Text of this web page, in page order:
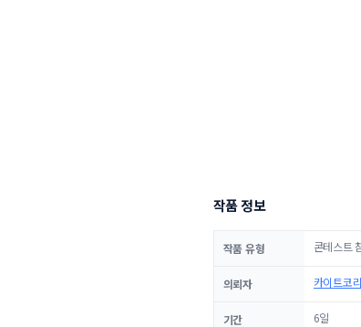
작품 정보
작품 유형 콘테스트
의뢰자 카이트코
기간 6일